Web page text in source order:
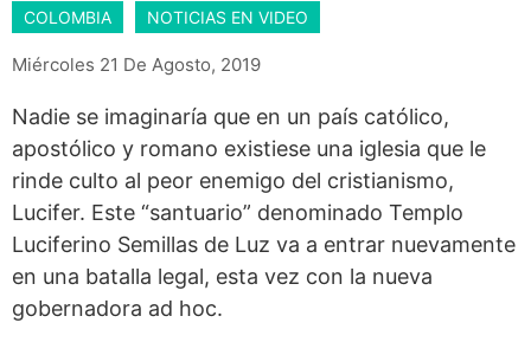
COLOMBIA NOTICIAS EN VIDEO
Miércoles 21 De Agosto, 2019
Nadie se imaginaría que en un país católico,
apostólico y romano existiese una iglesia que le
rinde culto al peor enemigo del cristianismo,
Lucifer. Este “santuario” denominado Templo
Luciferino Semillas de Luz va a entrar nuevamente
en una batalla legal, esta vez con la nueva
gobernadora ad hoc.